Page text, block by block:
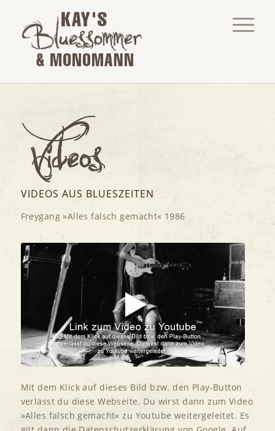
VIDEOS AUS BLUESZEITEN
Freygang »Alles falsch gemacht« 1986
Mit dem Klick auf dieses Bild bzw. den Play-Button
verlässt du diese Webseite. Du wirst dann zum Video
»Alles falsch gemacht« zu Youtube weitergeleitet. Es